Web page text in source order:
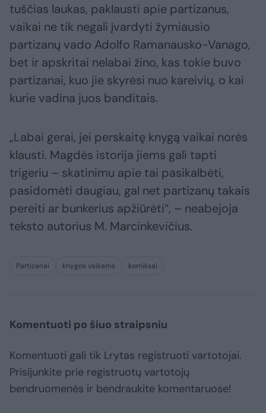
tuščias laukas, paklausti apie partizanus,
vaikai ne tik negali įvardyti žymiausio
partizanų vado Adolfo Ramanausko-Vanago,
bet ir apskritai nelabai žino, kas tokie buvo
partizanai, kuo jie skyrėsi nuo kareivių, o kai
kurie vadina juos banditais.
„Labai gerai, jei perskaitę knygą vaikai norės
klausti. Magdės istorija jiems gali tapti
trigeriu – skatinimu apie tai pasikalbėti,
pasidomėti daugiau, gal net partizanų takais
pereiti ar bunkerius apžiūrėti“, – neabejoja
teksto autorius M. Marcinkevičius.
Partizanai knygos vaikams komiksai
Komentuoti po šiuo straipsniu
Komentuoti gali tik Lrytas registruoti vartotojai.
Prisijunkite prie registruotų vartotojų
bendruomenės ir bendraukite komentaruose!